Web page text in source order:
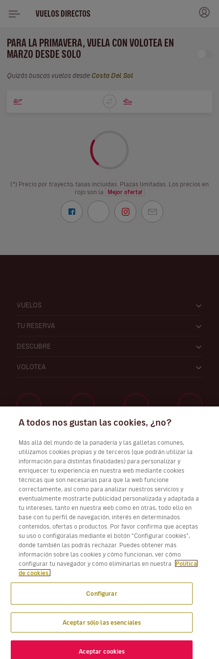
VUELOS DIRECTOS
PARA LA PRIMAVERA, VUELA CON VOLOTEA EN
MARZO DESDE SOLO
Quizás buscas vuelos desde Costa Del Sol
(*) Precio por trayecto, tasas incluidas. Plazas limitadas. Los precios en
rojo son la
Mejor oferta!
VUELOS
TU RESERVA
DESCUBRE
VOLOTEA
Descarga Volotea App para iOS y Android
A todos nos gustan las cookies, ¿no?
Más allá del mundo de la panadería y las galletas comunes,
utilizamos cookies propias y de terceros (que podrán utilizar la
información para distintas finalidades) para personalizar y
enriquecer tu experiencia en nuestra web mediante cookies
técnicas que son necesarias para que la web funcione
correctamente, así como para analizar nuestros servicios y
eventualmente mostrarte publicidad personalizada y adaptada a
tu intereses, tanto en nuestra web como en otras, todo ello en
base con tu perfil de navegación, interés en determinados
contenidos, ofertas o productos. Por favor confirma que aceptas
su uso o configúralas mediante el botón “Configurar cookies”,
donde también las podrás rechazar. Puedes obtener más
información sobre las cookies y cómo funcionan, ver cómo
configurar tu navegador y cómo eliminarlas en nuestra
Política
de cookies.
Configurar
Aceptar sólo las esenciales
Aceptar cookies